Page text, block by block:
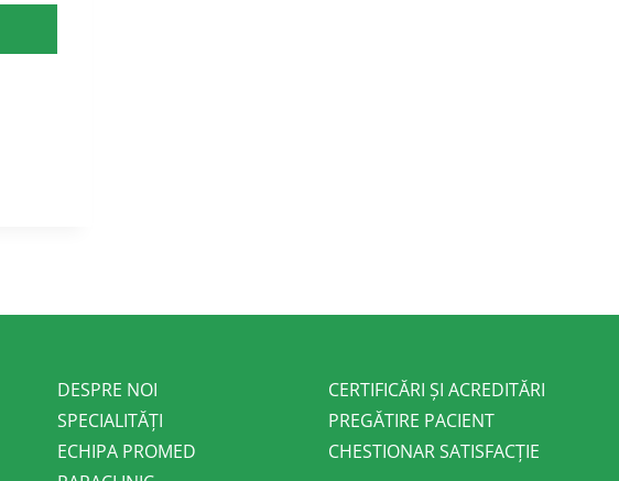
DESPRE NOI
SPECIALITĂȚI
ECHIPA PROMED
CERTIFICĂRI ȘI ACREDITĂRI
PREGĂTIRE PACIENT
CHESTIONAR SATISFACȚIE